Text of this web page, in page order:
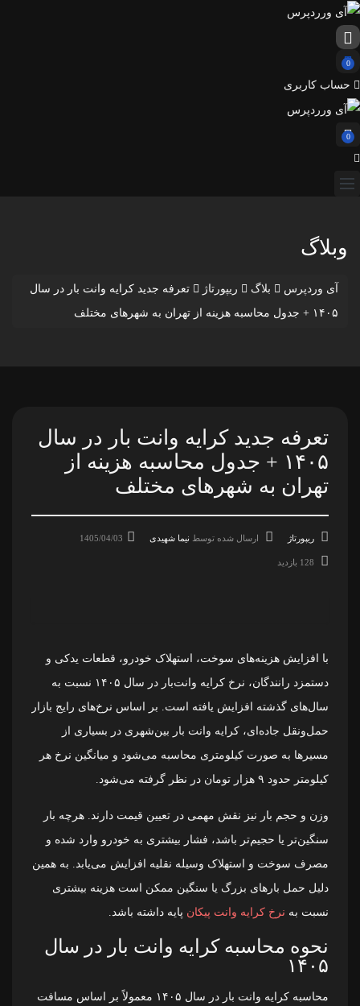
0
حساب کاربری
0
وبلاگ
آی وردپرس بلاگ ریپورتاژ
تعرفه جدید کرایه وانت بار در سال
۱۴۰۵ + جدول محاسبه هزینه از تهران به شهرهای مختلف
تعرفه جدید کرایه وانت بار در سال
۱۴۰۵ + جدول محاسبه هزینه از
تهران به شهرهای مختلف
ریپورتاژ ارسال شده توسط نیما شهیدی 1405/04/03
با افزایش هزینه‌های سوخت، استهلاک خودرو، قطعات یدکی و
دستمزد رانندگان، نرخ کرایه وانت‌بار در سال ۱۴۰۵ نسبت به
سال‌های گذشته افزایش یافته است. بر اساس نرخ‌های رایج بازار
حمل‌ونقل جاده‌ای، کرایه وانت بار بین‌شهری در بسیاری از
مسیرها به صورت کیلومتری محاسبه می‌شود و میانگین نرخ هر
کیلومتر حدود ۹ هزار تومان در نظر گرفته می‌شود.
وزن و حجم بار نیز نقش مهمی در تعیین قیمت دارند. هرچه بار
سنگین‌تر یا حجیم‌تر باشد، فشار بیشتری به خودرو وارد شده و
مصرف سوخت و استهلاک وسیله نقلیه افزایش می‌یابد. به همین
دلیل حمل بارهای بزرگ یا سنگین ممکن است هزینه بیشتری
نسبت به نرخ کرایه وانت پیکان پایه داشته باشد.
نحوه محاسبه کرایه وانت بار در سال
۱۴۰۵
محاسبه کرایه وانت بار در سال ۱۴۰۵ معمولاً بر اساس مسافت